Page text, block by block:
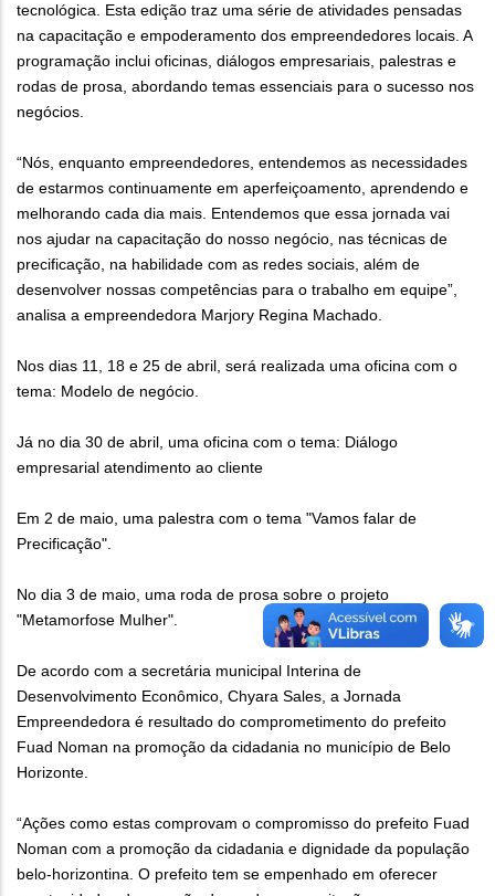
tecnológica. Esta edição traz uma série de atividades pensadas
na capacitação e empoderamento dos empreendedores locais. A
programação inclui oficinas, diálogos empresariais, palestras e
rodas de prosa, abordando temas essenciais para o sucesso nos
negócios.
“Nós, enquanto empreendedores, entendemos as necessidades
de estarmos continuamente em aperfeiçoamento, aprendendo e
melhorando cada dia mais. Entendemos que essa jornada vai
nos ajudar na capacitação do nosso negócio, nas técnicas de
precificação, na habilidade com as redes sociais, além de
desenvolver nossas competências para o trabalho em equipe”,
analisa a empreendedora Marjory Regina Machado.
Nos dias 11, 18 e 25 de abril, será realizada uma oficina com o
tema: Modelo de negócio.
Já no dia 30 de abril, uma oficina com o tema: Diálogo
empresarial atendimento ao cliente
Em 2 de maio, uma palestra com o tema "Vamos falar de
Precificação".
No dia 3 de maio, uma roda de prosa sobre o projeto
"Metamorfose Mulher".
De acordo com a secretária municipal Interina de
Desenvolvimento Econômico, Chyara Sales, a Jornada
Empreendedora é resultado do comprometimento do prefeito
Fuad Noman na promoção da cidadania no município de Belo
Horizonte.
“Ações como estas comprovam o compromisso do prefeito Fuad
Noman com a promoção da cidadania e dignidade da população
belo-horizontina. O prefeito tem se empenhado em oferecer